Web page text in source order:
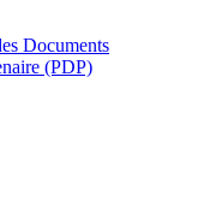
Documents
(PDP)